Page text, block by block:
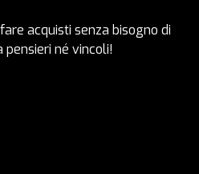
acquisti senza bisogno di
pensieri né vincoli!